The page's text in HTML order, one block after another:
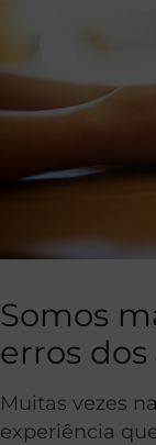
Somos
erros
Muitas vezes
experiência